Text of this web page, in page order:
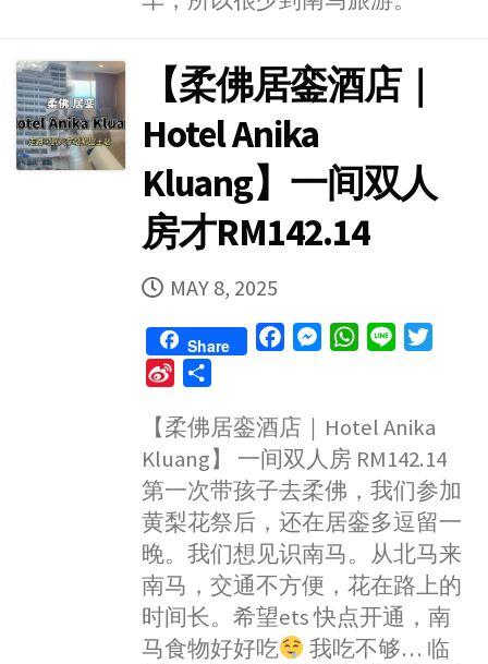
o
【柔佛居銮酒店｜
Hotel Anika
Kluang】一间双人
房才RM142.14
PUBLISHED
DATE
MAY 8, 2025
Share
e
b
o
o
k
s
n
g
e
r
W
t
s
p
p
e
t
e
r
n
a
W
e
b
o
a
r
e
【柔佛居銮酒店｜Hotel Anika
Kluang】 一间双人房 RM142.14
第一次带孩子去柔佛，我们参加
黄梨花祭后，还在居銮多逗留一
晚。我们想见识南马。从北马来
南马，交通不方便，花在路上的
时间长。希望ets 快点开通，南
马食物好好吃
我吃不够… 临